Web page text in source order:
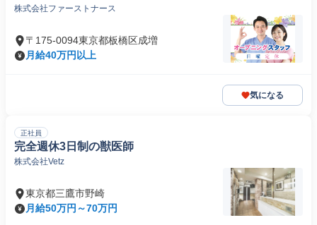
株式会社ファーストナース
〒175-0094東京都板橋区成増
月給40万円以上
気になる
正社員
完全週休3日制の獣医師
株式会社Vetz
東京都三鷹市野崎
月給50万円～70万円